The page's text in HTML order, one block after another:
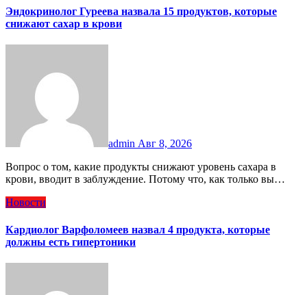
Эндокринолог Гуреева назвала 15 продуктов, которые
снижают сахар в крови
admin Авг 8, 2026
Вопрос о том, какие продукты снижают уровень сахара в
крови, вводит в заблуждение. Потому что, как только вы…
Новости
Кардиолог Варфоломеев назвал 4 продукта, которые
должны есть гипертоники